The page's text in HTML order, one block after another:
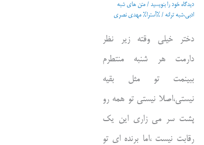
دیدگاه‌ خود را بنویسید / متن های شبه
ادبی،شبه ترانه / %آسترا% مهدی نصری
دختر خیلی وقته زیر نظر
دارمت هر شنبه منتطرم
ببینمت تو مثل بقیه
نیستی،اصلا نیستی تو همه رو
پشت سر می زاری این یک
رقابت نیست ،اما برنده ای تو